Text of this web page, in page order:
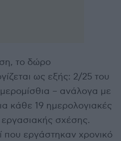
το δώρο
ως εξής: 2/25 του
– ανάλογα με
κάθε 19 ημερολογιακές
εργασιακής σχέσης.
που εργάστηκαν χρονικό